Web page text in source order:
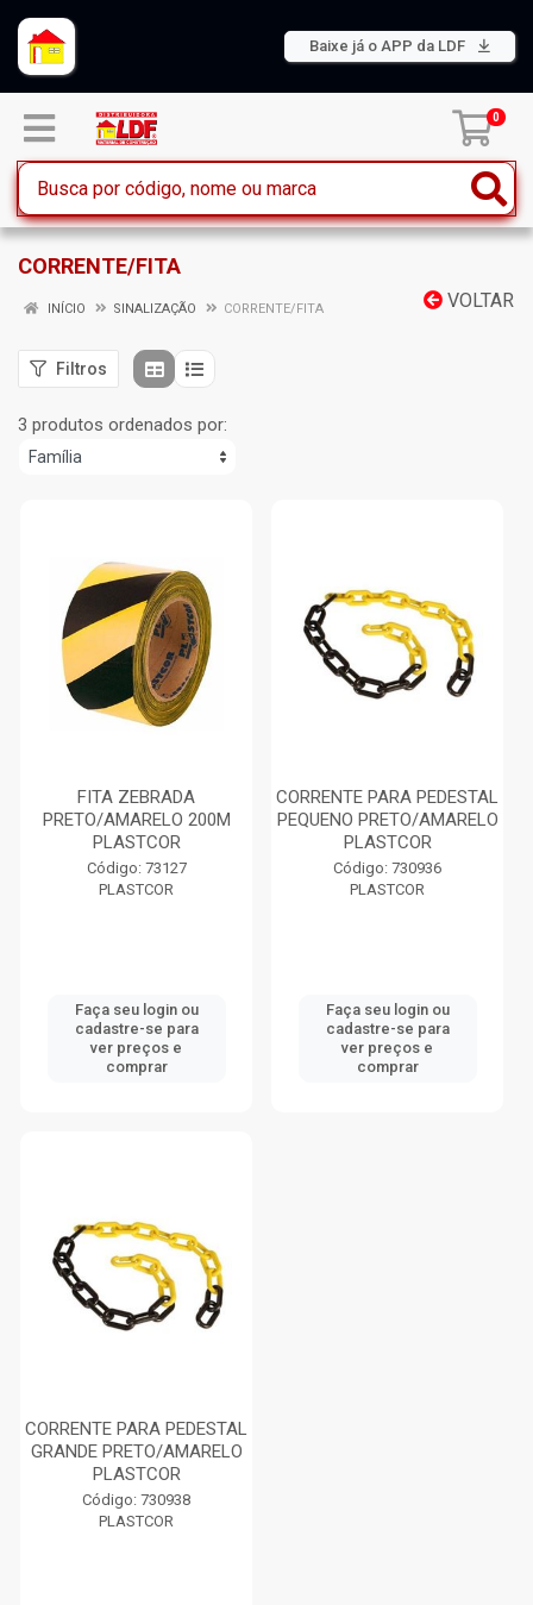
Baixe já o APP da LDF
0
CORRENTE/FITA
VOLTAR
INÍCIO SINALIZAÇÃO CORRENTE/FITA
Filtros
3 produtos ordenados por:
FITA ZEBRADA
PRETO/AMARELO 200M
PLASTCOR
Código: 73127
PLASTCOR
Faça seu login ou
cadastre-se para
ver preços e
comprar
CORRENTE PARA PEDESTAL
PEQUENO PRETO/AMARELO
PLASTCOR
Código: 730936
PLASTCOR
Faça seu login ou
cadastre-se para
ver preços e
comprar
CORRENTE PARA PEDESTAL
GRANDE PRETO/AMARELO
PLASTCOR
Código: 730938
PLASTCOR